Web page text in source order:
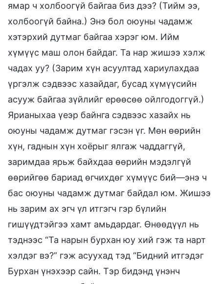
ямар ч холбоогүй байгаа биз дээ? (Тийм ээ,
холбоогүй байна.) Энэ бол оюуны чадамж
хэтэрхий дутмаг байгаа хэрэг юм. Ийм
хүмүүс маш олон байдаг. Та нар жишээ хэлж
чадах уу? (Зарим хүн асуултад хариулахдаа
үргэлж сэдвээс хазайдаг, бусад хүмүүсийн
асууж байгаа зүйлийг ерөөсөө ойлгодоггүй.)
Ярианыхаа үеэр байнга сэдвээс хазайх нь
оюуны чадамж дутмаг гэсэн үг. Мөн өөрийн
хүн, гаднын хүн хоёрыг ялгаж чаддаггүй,
заримдаа ярьж байхдаа өөрийн мэдэлгүй
өөрийгөө бариад өгчихдөг хүмүүс бий—энэ ч
бас оюуны чадамж дутмаг байдал юм. Жишээ
нь зарим ах эгч үл итгэгч гэр бүлийн
гишүүдтэйгээ хамт амьдардаг. Өнөөдүүл нь
тэднээс “Та нарын бурхан юу хий гэж та нарт
хэлдэг вэ?” гэж асуухад тэд “Бидний итгэдэг
Бурхан үнэхээр сайн. Тэр бидэнд үнэнч